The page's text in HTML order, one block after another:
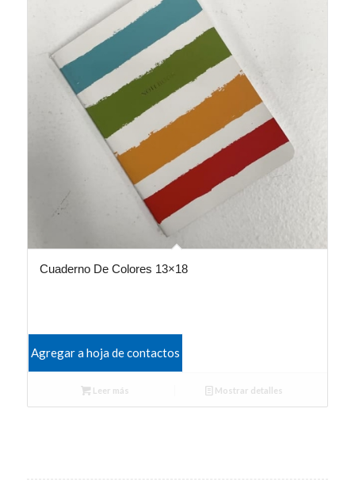
Cuaderno De Colores 13×18
Agregar a hoja de contactos
Leer más Mostrar detalles